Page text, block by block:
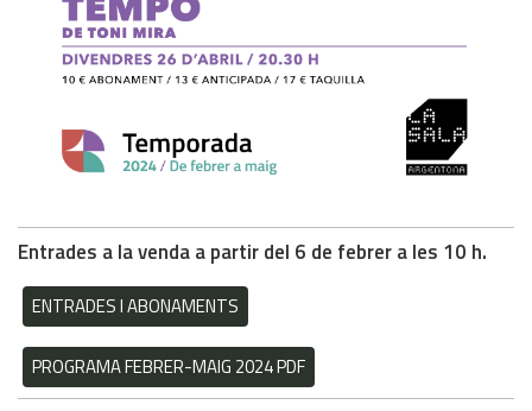
Entrades a la venda a partir del 6 de febrer a les 10 h.
ENTRADES I ABONAMENTS
PROGRAMA FEBRER-MAIG 2024 PDF